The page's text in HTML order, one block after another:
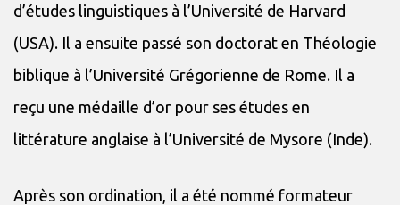
d’études linguistiques à l’Université de Harvard
(USA). Il a ensuite passé son doctorat en Théologie
biblique à l’Université Grégorienne de Rome. Il a
reçu une médaille d’or pour ses études en
littérature anglaise à l’Université de Mysore (Inde).
Après son ordination, il a été nommé formateur